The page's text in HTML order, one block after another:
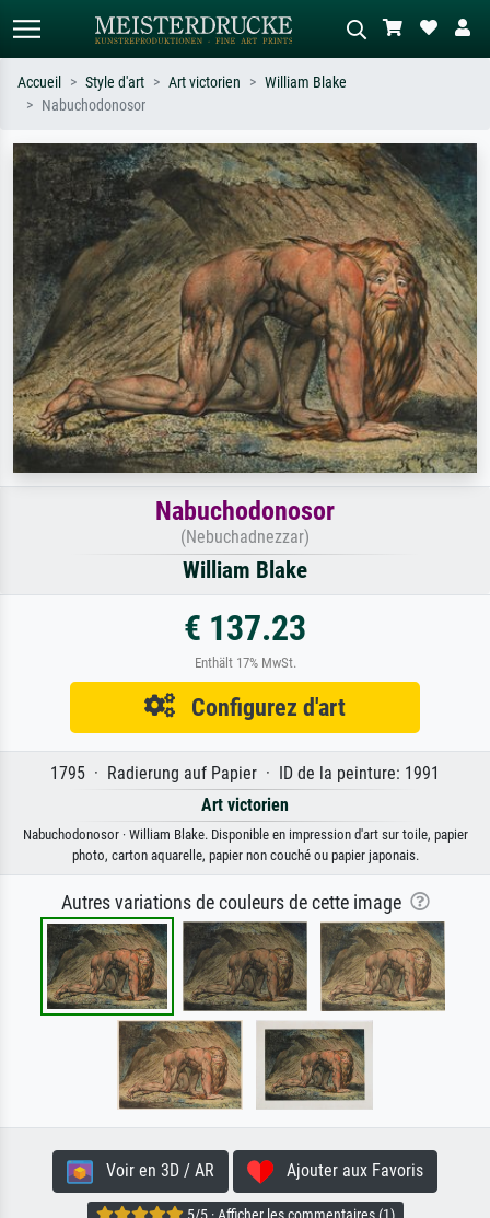
Recherchez par artiste, titre ou style –
ex. Monet, Nuit étoilée,
impressionnisme, vague de Hokusai,
nu.
Décrivez la scène – ex. prairie verte,
abstrait avec beaucoup de rouge,
tableau sombre, nu debout près d'un
arbre.
Accueil Style d'art Art victorien
William Blake
Nabuchodonosor
Nabuchodonosor
(Nebuchadnezzar)
William Blake
€ 137.23
Enthält 17% MwSt.
Configurez d'art
1795 · Radierung auf Papier · ID de la peinture: 1991
Art victorien
Nabuchodonosor · William Blake. Disponible en impression d'art sur toile, papier
photo, carton aquarelle, papier non couché ou papier japonais.
Autres variations de couleurs de cette image
Voir en 3D / AR Ajouter aux Favoris
5/5 · Afficher les commentaires (1)